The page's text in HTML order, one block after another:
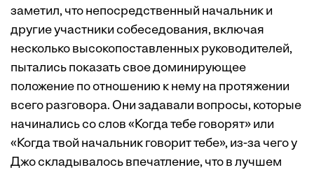
заметил, что непосредственный начальник и
другие участники собеседования, включая
несколько высокопоставленных руководителей,
пытались показать свое доминирующее
положение по отношению к нему на протяжении
всего разговора. Они задавали вопросы, которые
начинались со слов «Когда тебе говорят» или
«Когда твой начальник говорит тебе», из-за чего у
Джо складывалось впечатление, что в лучшем